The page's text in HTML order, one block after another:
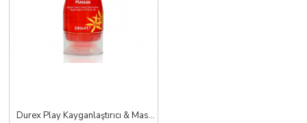
Durex Play Kayganlaştırıcı & Masaj Jeli Ylang 200 ml